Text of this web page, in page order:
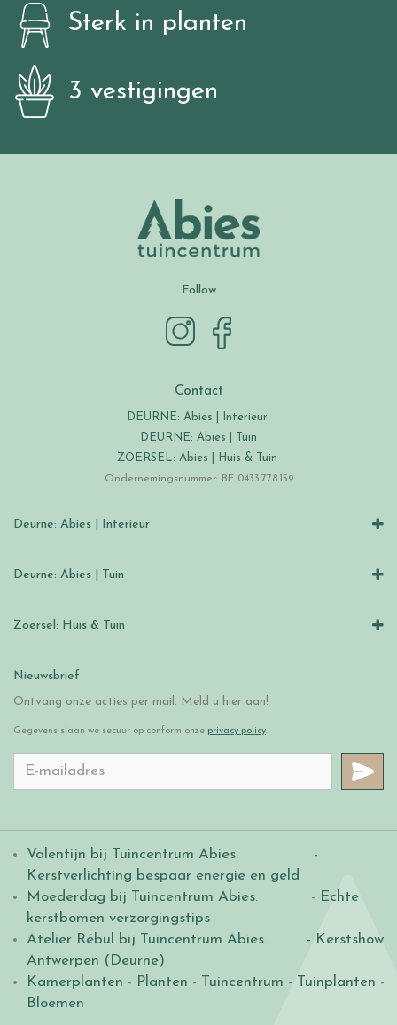
Sterk in planten
3 vestigingen
Follow
Contact
DEURNE: Abies | Interieur
DEURNE: Abies | Tuin
ZOERSEL: Abies | Huis & Tuin
Ondernemingsnummer: BE 0433.778.159
Deurne: Abies | Interieur
Deurne: Abies | Tuin
Zoersel: Huis & Tuin
Nieuwsbrief
Ontvang onze acties per mail. Meld u hier aan!
Gegevens slaan we secuur op conform onze privacy policy.
Valentijn bij Tuincentrum Abies.
-
Kerstverlichting bespaar energie en geld
Moederdag bij Tuincentrum Abies. - Echte
kerstbomen verzorgingstips
Atelier Rébul bij Tuincentrum Abies.
- Kerstshow
Antwerpen (Deurne)
Kamerplanten - Planten - Tuincentrum - Tuinplanten -
Bloemen